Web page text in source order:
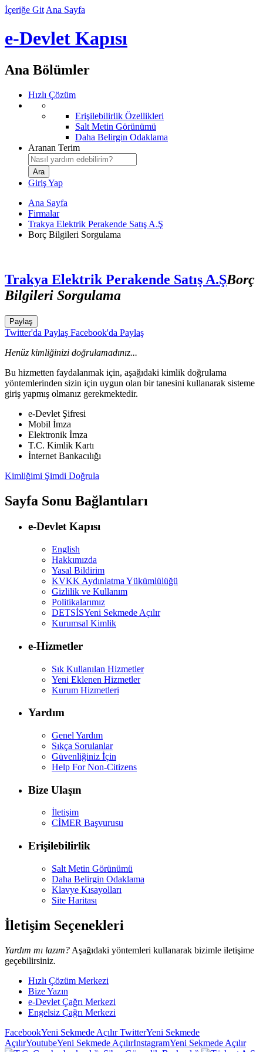
İçeriğe Git Ana Sayfa
e-Devlet Kapısı
Ana Bölümler
Hızlı Çözüm
Erişilebilirlik Özellikleri
Salt Metin Görünümü
Daha Belirgin Odaklama
Aranan Terim
Giriş Yap
Ana Sayfa
Firmalar
Trakya Elektrik Perakende Satış A.Ş
Borç Bilgileri Sorgulama
Trakya Elektrik Perakende Satış A.ŞBorç
Bilgileri Sorgulama
Paylaş
Twitter'da Paylaş Facebook'da Paylaş
Henüz kimliğinizi doğrulamadınız...
Bu hizmetten faydalanmak için, aşağıdaki kimlik doğrulama
yöntemlerinden sizin için uygun olan bir tanesini kullanarak sisteme
giriş yapmış olmanız gerekmektedir.
e-Devlet Şifresi
Mobil İmza
Elektronik İmza
T.C. Kimlik Kartı
İnternet Bankacılığı
Kimliğimi Şimdi Doğrula
Sayfa Sonu Bağlantıları
e-Devlet Kapısı
English
Hakkımızda
Yasal Bildirim
KVKK Aydınlatma Yükümlülüğü
Gizlilik ve Kullanım
Politikalarımız
DETSİSYeni Sekmede Açılır
Kurumsal Kimlik
e-Hizmetler
Sık Kullanılan Hizmetler
Yeni Eklenen Hizmetler
Kurum Hizmetleri
Yardım
Genel Yardım
Sıkça Sorulanlar
Güvenliğiniz İçin
Help For Non-Citizens
Bize Ulaşın
İletişim
CİMER Başvurusu
Erişilebilirlik
Salt Metin Görünümü
Daha Belirgin Odaklama
Klavye Kısayolları
Site Haritası
İletişim Seçenekleri
Yardım mı lazım? Aşağıdaki yöntemleri kullanarak bizimle iletişime
geçebilirsiniz.
Hızlı Çözüm Merkezi
Bize Yazın
e-Devlet Çağrı Merkezi
Engelsiz Çağrı Merkezi
FacebookYeni Sekmede AçılırTwitterYeni Sekmede
AçılırYoutubeYeni Sekmede AçılırInstagramYeni Sekmede Açılır